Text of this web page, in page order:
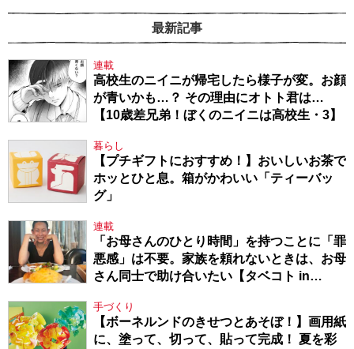
最新記事
連載
高校生のニイニが帰宅したら様子が変。お顔
が青いかも…？ その理由にオトト君は…
【10歳差兄弟！ぼくのニイニは高校生・3】
暮らし
【プチギフトにおすすめ！】おいしいお茶で
ホッとひと息。箱がかわいい「ティーバッ
グ」
連載
「お母さんのひとり時間」を持つことに「罪
悪感」は不要。家族を頼れないときは、お母
さん同士で助け合いたい【タベコト in
手づくり
【ボーネルンドのきせつとあそぼ！】画用紙
に、塗って、切って、貼って完成！ 夏を彩